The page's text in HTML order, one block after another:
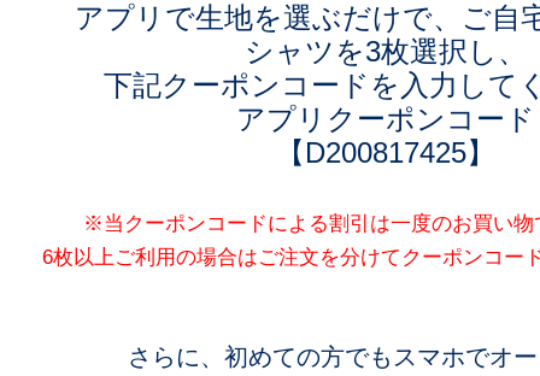
アプリで生地を選ぶだけで、ご自
シャツを3枚選択し、
下記クーポンコードを入力して
アプリクーポンコード
【D200817425】
※当クーポンコードによる割引は一度のお買い物
6枚以上ご利用の場合はご注文を分けてクーポンコー
さらに、初めての方でもスマホでオ